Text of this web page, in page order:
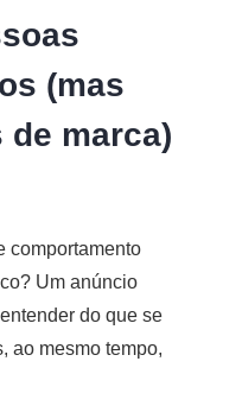
(mas
marca)
comportamento
Um anúncio
do que se
ao mesmo tempo,